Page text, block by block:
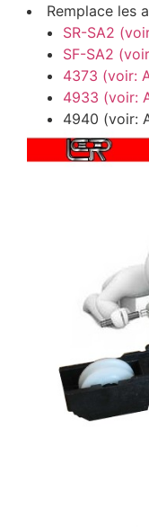
Remplace les
SR-SA2
SF-SA2
4373 (voir:
4933 (voir:
4940 (voir: